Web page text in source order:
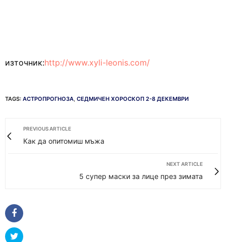
източник:http://www.xyli-leonis.com/
TAGS: АСТРОПРОГНОЗА, СЕДМИЧЕН ХОРОСКОП 2-8 ДЕКЕМВРИ
PREVIOUS ARTICLE
Как да опитомиш мъжа
NEXT ARTICLE
5 супер маски за лице през зимата